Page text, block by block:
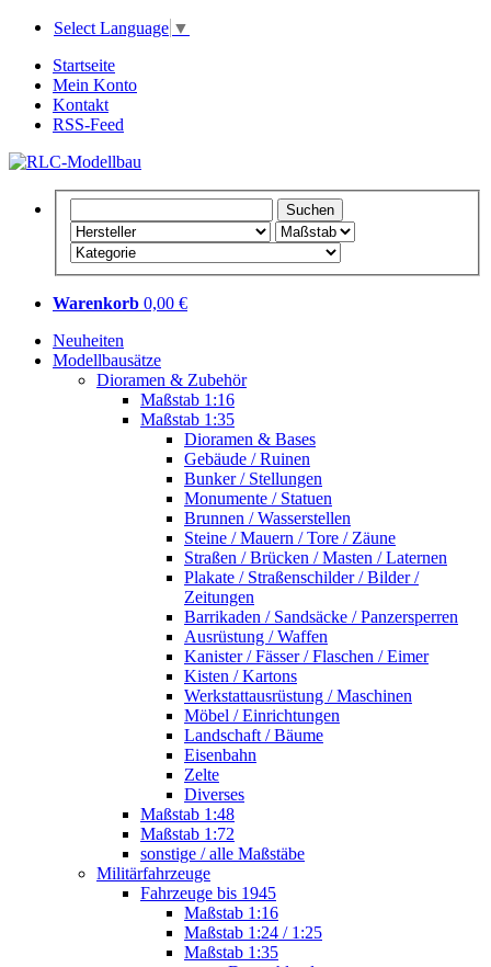
Select Language ▼
Startseite
Mein Konto
Kontakt
RSS-Feed
Warenkorb 0,00 €
Neuheiten
Modellbausätze
Dioramen & Zubehör
Maßstab 1:16
Maßstab 1:35
Dioramen & Bases
Gebäude / Ruinen
Bunker / Stellungen
Monumente / Statuen
Brunnen / Wasserstellen
Steine / Mauern / Tore / Zäune
Straßen / Brücken / Masten / Laternen
Plakate / Straßenschilder / Bilder /
Zeitungen
Barrikaden / Sandsäcke / Panzersperren
Ausrüstung / Waffen
Kanister / Fässer / Flaschen / Eimer
Kisten / Kartons
Werkstattausrüstung / Maschinen
Möbel / Einrichtungen
Landschaft / Bäume
Eisenbahn
Zelte
Diverses
Maßstab 1:48
Maßstab 1:72
sonstige / alle Maßstäbe
Militärfahrzeuge
Fahrzeuge bis 1945
Maßstab 1:16
Maßstab 1:24 / 1:25
Maßstab 1:35